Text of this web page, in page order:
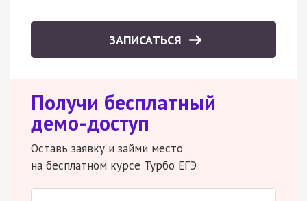
ЗАПИСАТЬСЯ
Получи бесплатный
демо-доступ
Оставь заявку и займи место
на бесплатном курсе Турбо ЕГЭ